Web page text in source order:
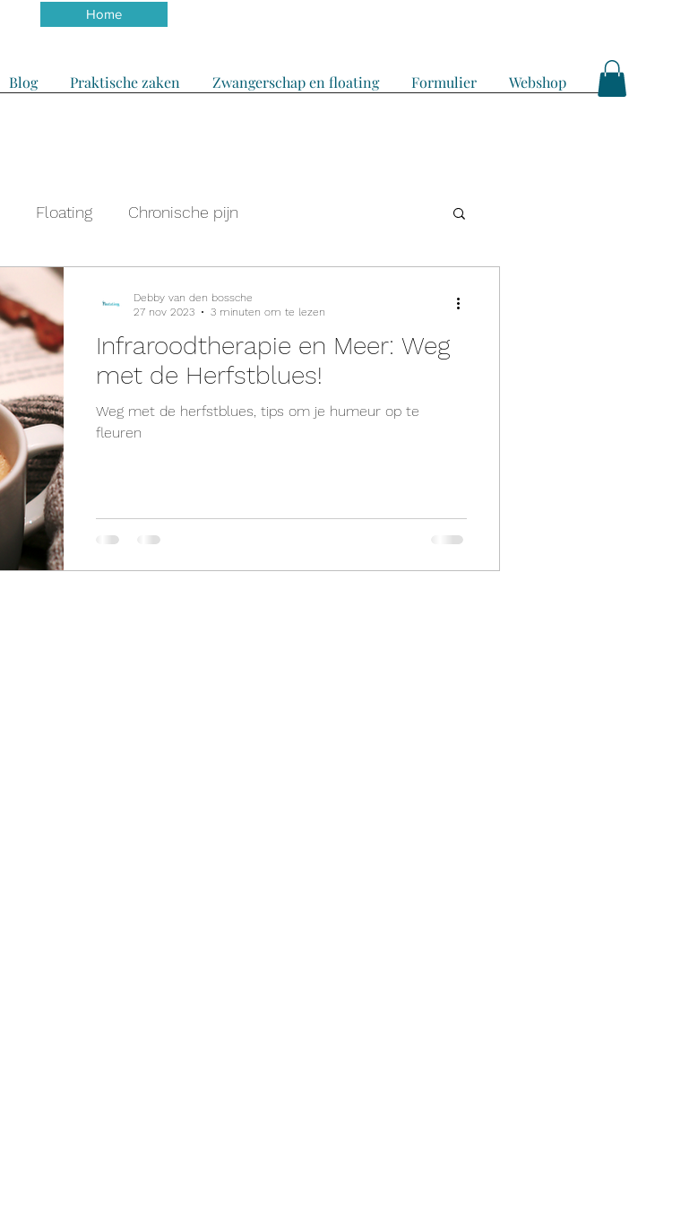
Blog Praktische zaken Zwangerschap en floating Formulier Webshop
Floating Chronische pijn
Infraroodtherapie en Meer: Weg
met de Herfstblues!
Weg met de herfstblues, tips om je humeur op te
fleuren
Debby van den bossche
27 nov 2023
3 minuten om te lezen
Home